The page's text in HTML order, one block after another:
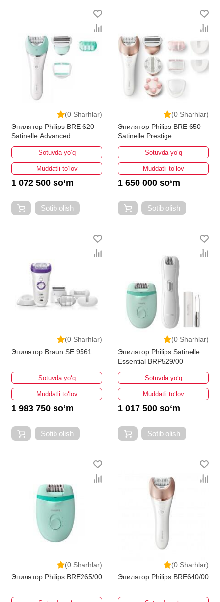
(0 Sharhlar)
Эпилятор Philips BRE 620
Satinelle Advanced
Sotuvda yo‘q
Muddatli to‘lov
1 072 500 so‘m
Sotib olish
(0 Sharhlar)
Эпилятор Philips BRE 650
Satinelle Prestige
Sotuvda yo‘q
Muddatli to‘lov
1 650 000 so‘m
Sotib olish
(0 Sharhlar)
Эпилятор Braun SE 9561
Sotuvda yo‘q
Muddatli to‘lov
1 983 750 so‘m
Sotib olish
(0 Sharhlar)
Эпилятор Philips Satinelle
Essential BRP529/00
Sotuvda yo‘q
Muddatli to‘lov
1 017 500 so‘m
Sotib olish
(0 Sharhlar)
Эпилятор Philips BRE265/00
(0 Sharhlar)
Эпилятор Philips BRE640/00